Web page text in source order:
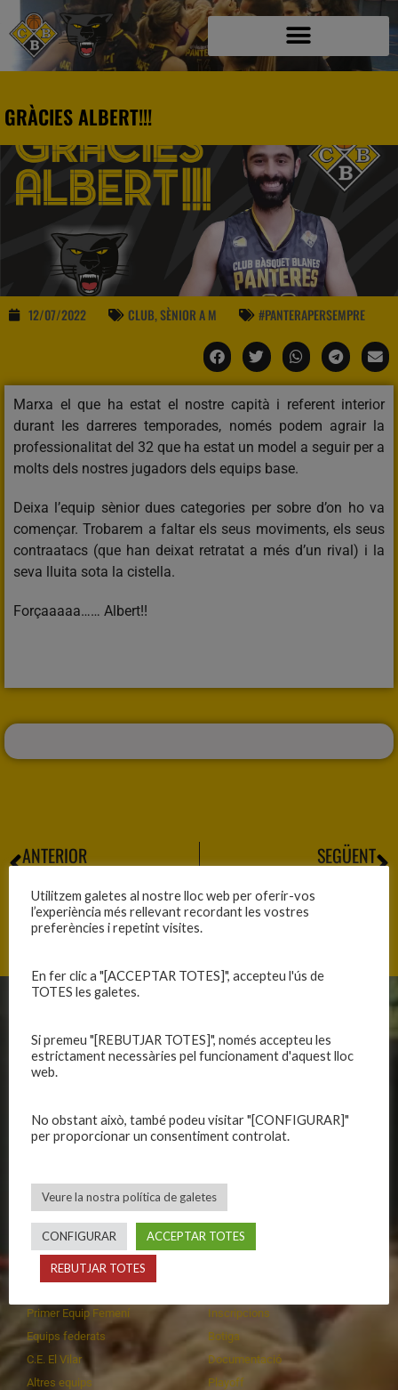
GRÀCIES ALBERT!!!
12/07/2022 CLUB,SÈNIOR A M #PANTERAPERSEMPRE
Marxa el que ha estat el nostre capità i referent interior
durant les darreres temporades, només podem agrair la
professionalitat del 32 que ha estat un model a seguir per a
molts dels nostres jugadors dels equips base.
Deixa l’equip sènior dues categories per sobre d’on ho va
començar. Trobarem a faltar els seus moviments, els seus
contraatacs (que han deixat retratat a més d’un rival) i la
seva lluita sota la cistella.
Forçaaaaa…… Albert!!
ANTERIOR SEGÜENT
Història
Organització
Avís legal
Política de privadesa
Privadesa a les xarxes
Primer equip masculí
Equips femenins
C.E. El Vilar
CALENDARIS
Primer Equip Femení
Equips federats
C.E. El Vilar
Altres equips
INFORMACIONS
Inscripcions
Botiga
Documentació
Playoff
Utilitzem galetes al nostre lloc web per oferir-vos
l’experiència més rellevant recordant les vostres
preferències i repetint visites.
En fer clic a "[ACCEPTAR TOTES]", accepteu l'ús de
TOTES les galetes.
Si premeu "[REBUTJAR TOTES]", només accepteu les
estrictament necessàries pel funcionament d'aquest lloc
web.
No obstant això, també podeu visitar "[CONFIGURAR]"
per proporcionar un consentiment controlat.
Veure la nostra política de galetes
CONFIGURAR ACCEPTAR TOTES
REBUTJAR TOTES